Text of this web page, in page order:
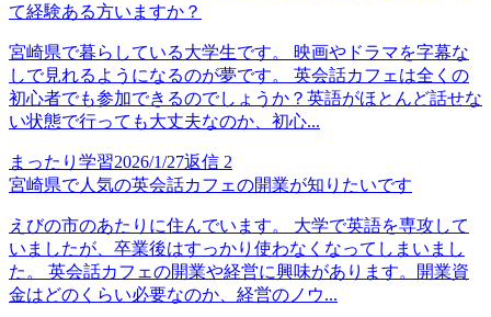
て経験ある方いますか？
宮崎県で暮らしている大学生です。 映画やドラマを字幕な
しで見れるようになるのが夢です。 英会話カフェは全くの
初心者でも参加できるのでしょうか？英語がほとんど話せな
い状態で行っても大丈夫なのか、初心...
まったり学習2026/1/27返信 2
宮崎県で人気の英会話カフェの開業が知りたいです
えびの市のあたりに住んでいます。 大学で英語を専攻して
いましたが、卒業後はすっかり使わなくなってしまいまし
た。 英会話カフェの開業や経営に興味があります。開業資
金はどのくらい必要なのか、経営のノウ...